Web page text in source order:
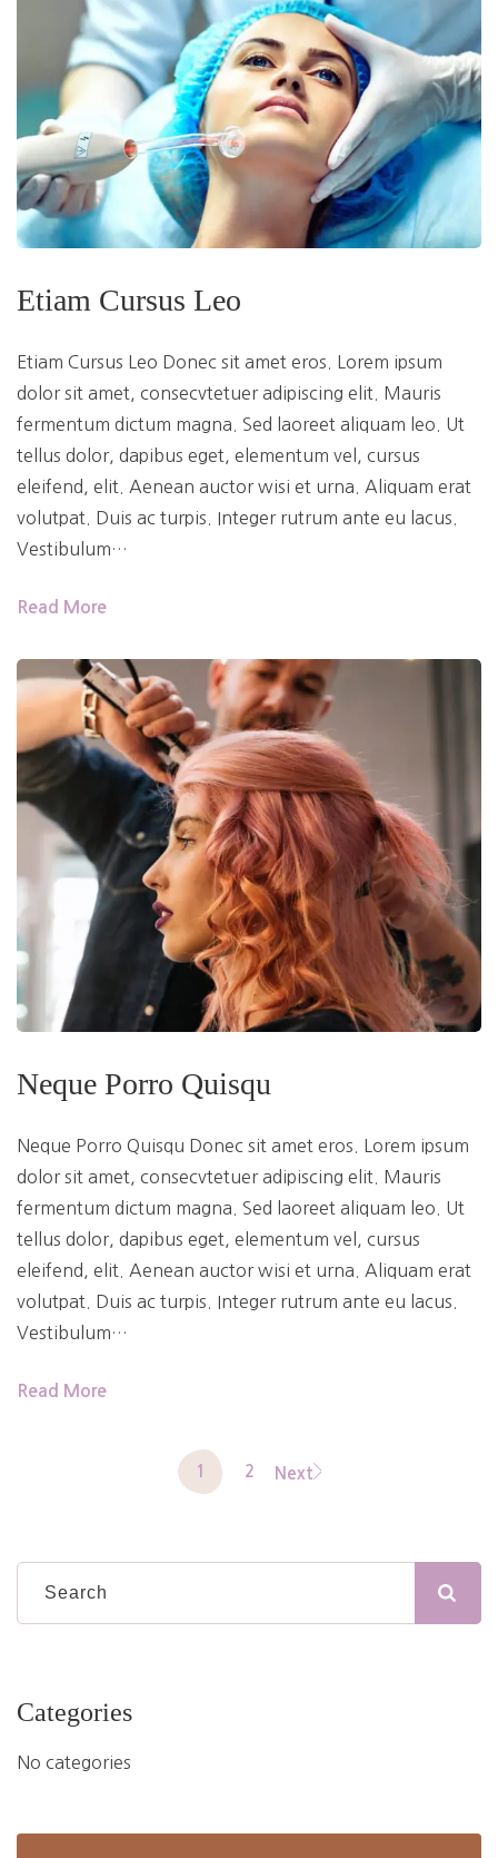
Etiam Cursus Leo
Etiam Cursus Leo Donec sit amet eros. Lorem ipsum
dolor sit amet, consecvtetuer adipiscing elit. Mauris
fermentum dictum magna. Sed laoreet aliquam leo. Ut
tellus dolor, dapibus eget, elementum vel, cursus
eleifend, elit. Aenean auctor wisi et urna. Aliquam erat
volutpat. Duis ac turpis. Integer rutrum ante eu lacus.
Vestibulum…
Read More
Neque Porro Quisqu
Neque Porro Quisqu Donec sit amet eros. Lorem ipsum
dolor sit amet, consecvtetuer adipiscing elit. Mauris
fermentum dictum magna. Sed laoreet aliquam leo. Ut
tellus dolor, dapibus eget, elementum vel, cursus
eleifend, elit. Aenean auctor wisi et urna. Aliquam erat
volutpat. Duis ac turpis. Integer rutrum ante eu lacus.
Vestibulum…
Read More
1 2 Next
Categories
No categories